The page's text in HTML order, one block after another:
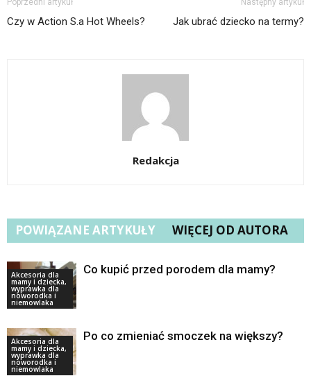
Czy w Action S.a Hot Wheels? Jak ubrać dziecko na termy?
Redakcja
POWIĄZANE ARTYKUŁY WIĘCEJ OD AUTORA
Akcesoria dla
mamy i dziecka,
wyprawka dla
noworodka i
niemowlaka
Co kupić przed porodem dla mamy?
Akcesoria dla
mamy i dziecka,
wyprawka dla
noworodka i
niemowlaka
Po co zmieniać smoczek na większy?